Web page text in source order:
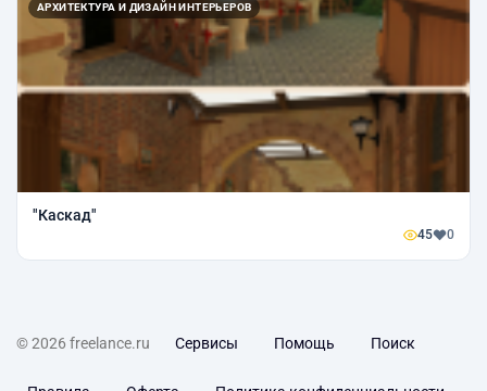
АРХИТЕКТУРА И ДИЗАЙН ИНТЕРЬЕРОВ
"Каскад"
45 0
© 2026 freelance.ru Сервисы Помощь Поиск